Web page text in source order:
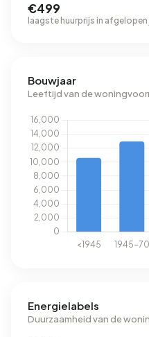
€499
laagste huurprijs in afgelopen
Bouwjaar
Leeftijd van de
Energielabels
Duurzaamheid van de